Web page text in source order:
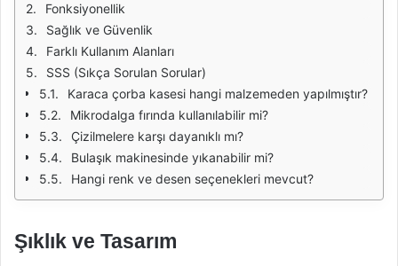
Fonksiyonellik
Sağlık ve Güvenlik
Farklı Kullanım Alanları
SSS (Sıkça Sorulan Sorular)
Karaca çorba kasesi hangi malzemeden yapılmıştır?
Mikrodalga fırında kullanılabilir mi?
Çizilmelere karşı dayanıklı mı?
Bulaşık makinesinde yıkanabilir mi?
Hangi renk ve desen seçenekleri mevcut?
Şıklık ve Tasarım